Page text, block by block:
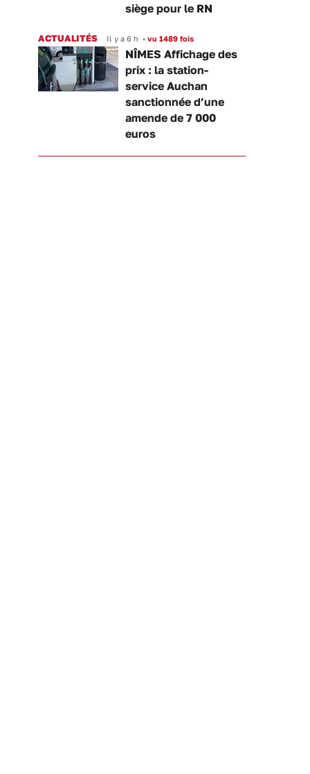
siège pour le RN
ACTUALITÉS Il y a 6 h • vu 1489 fois
NÎMES Affichage des
prix : la station-
service Auchan
sanctionnée d’une
amende de 7 000
euros